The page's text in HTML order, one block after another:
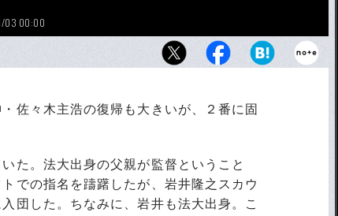
03 00:00
佐々木主浩の復帰も大きいが、２番に固
た。法大出身の父親が監督ということ
での指名を躊躇したが、岩井隆之スカウ
団した。ちなみに、岩井も法大出身。こ